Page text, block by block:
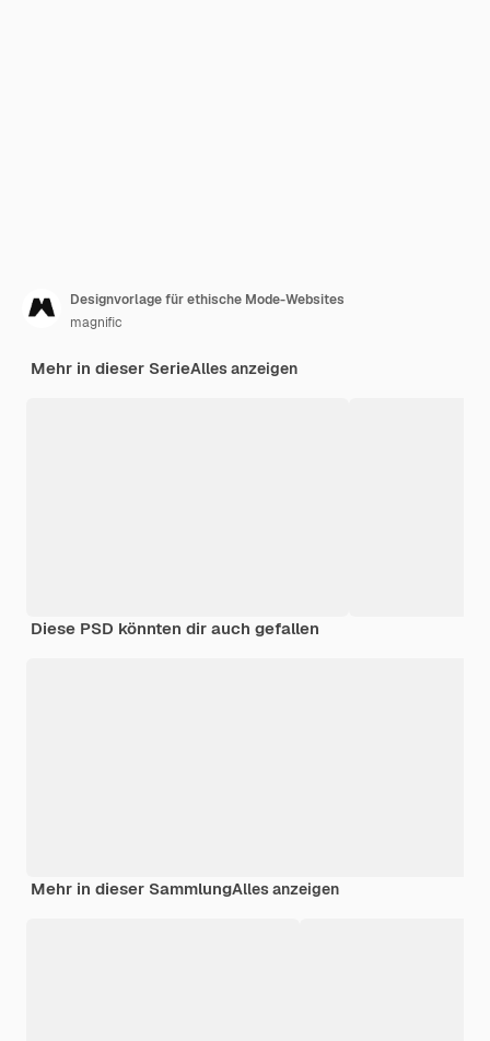
Designvorlage für ethische Mode-Websites
magnific
Mehr in dieser SerieAlles anzeigen
Diese PSD könnten dir auch gefallen
Mehr in dieser SammlungAlles anzeigen